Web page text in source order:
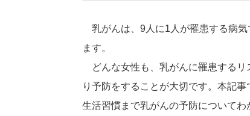
乳がんは、9人に1人が罹患する病
ます。
どんな女性も、乳がんに罹患する
り予防をすることが大切です。本記
生活習慣まで乳がんの予防についてわ